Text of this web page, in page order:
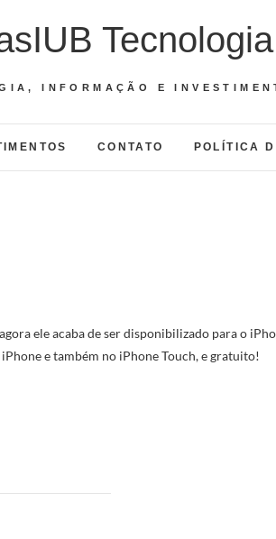
Tecnologia
INFORMAÇÃO E
CONTATO POLÍTICA
ele acaba de ser disponibilizado para o
e também no iPhone Touch, e gratuito!